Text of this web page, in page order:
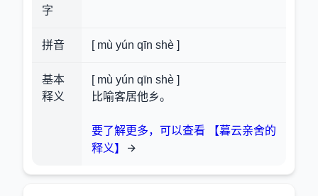
字
拼音 [ mù yún qīn shè ]
基本
释义
[ mù yún qīn shè ]
比喻客居他乡。
要了解更多，可以查看 【暮云亲舍的
释义】